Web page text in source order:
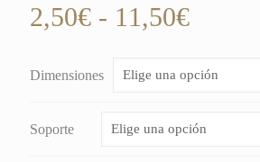
2,50€ - 11,50€Rango
precios:
2,50€
Dimensiones
Soporte